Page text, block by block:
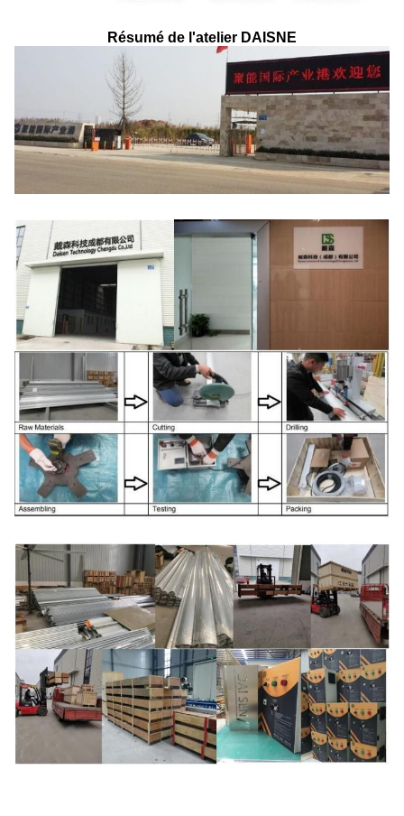
Résumé de l'atelier DAISNE